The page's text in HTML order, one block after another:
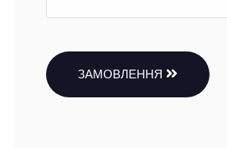
ЗАМОВЛЕННЯ